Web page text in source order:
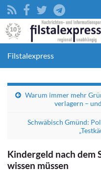
Filstalexpress
Warum immer mehr
verlagern –
Schwäbisch Gmünd:
Kindergeld nach dem
wissen müssen